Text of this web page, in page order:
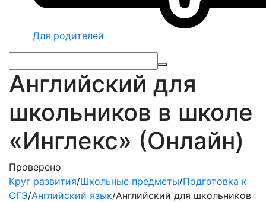
Для родителей
Английский для
школьников в школе
«Инглекс» (Онлайн)
Проверено
Круг развития/Школьные предметы/Подготовка к
ОГЭ/Английский язык/Английский для школьников